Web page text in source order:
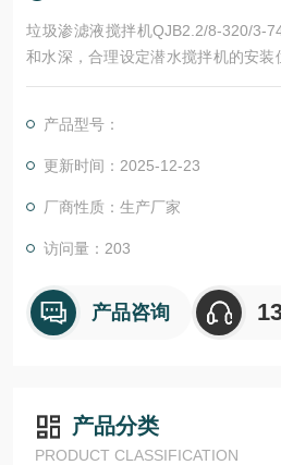
垃圾渗滤液搅拌机QJB2.2/8-320/3-
和水深，合理设定潜水搅拌机的安装
能曲线。供货时，杜安环保提供潜
工作时，要求池底水平流速大于
拌机能沿导杆上下移动，升降自如，
产品型号：
更新时间：2025-12-23
厂商性质：生产厂家
访问量：203
产品咨询
产品分类
PRODUCT CLASSIFICATION